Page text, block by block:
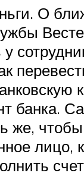
О
банка.
же,
лицо,